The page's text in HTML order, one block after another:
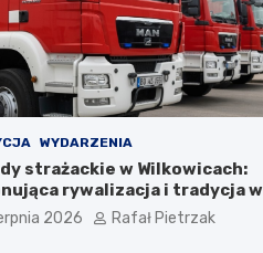
WYDARZENIA
strażackie w Wilkowicach:
rywalizacja i tradycja w
2026 Rafał Pietrzak